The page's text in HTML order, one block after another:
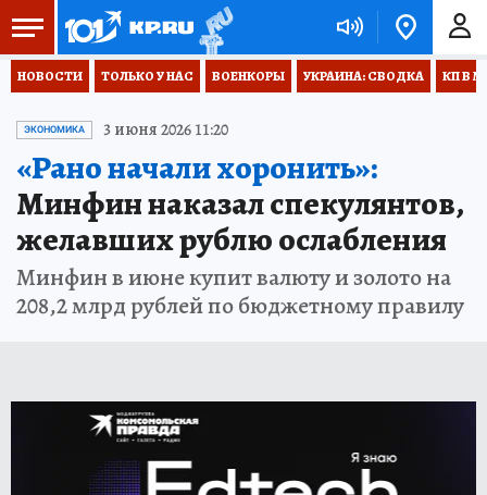
НОВОСТИ ТОЛЬКО У НАС ВОЕНКОРЫ УКРАИНА: СВОДКА КП В
ЭКОНОМИКА 3 июня 2026 11:20
«Рано начали хоронить»:
Минфин наказал спекулянтов,
желавших рублю ослабления
Минфин в июне купит валюту и золото на
208,2 млрд рублей по бюджетному правилу